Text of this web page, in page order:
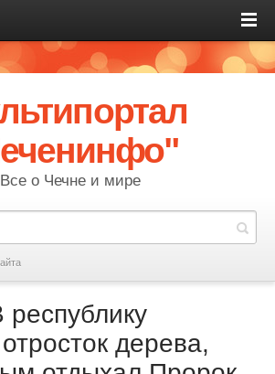
Все о Чечне и мире
дерева,